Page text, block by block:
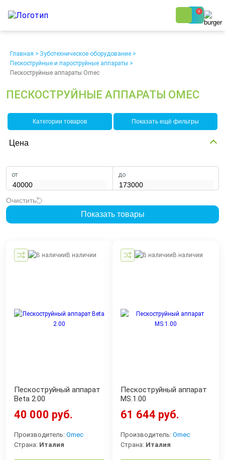
0
Ежедневно с 9:00 до 19:00
О компании
Кредит/Лизинг
Возврат
Главная > Зуботехническое оборудование >
Пескоструйные и пароструйные аппараты >
Пескоструйные аппараты Omec
ПЕСКОСТРУЙНЫЕ АППАРАТЫ OMEC
Категории товаров Показать ещё фильтры
Цена
от до
Очистить
Показать товары
В наличии
Пескоструйный аппарат
Beta 2.00
40 000 руб.
Производитель: Omec
Страна: Италия
В наличии
Пескоструйный аппарат
MS.1.00
61 644 руб.
Производитель: Omec
Страна: Италия